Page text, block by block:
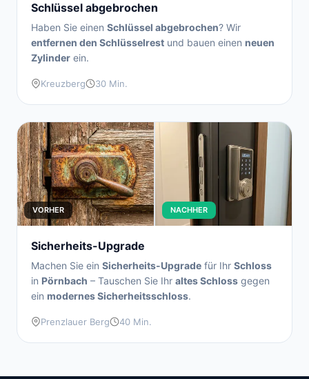
Schlüssel abgebrochen
Haben Sie einen Schlüssel abgebrochen? Wir
entfernen den Schlüsselrest und bauen einen neuen
Zylinder ein.
Kreuzberg 30 Min.
VORHER NACHHER
Sicherheits-Upgrade
Machen Sie ein Sicherheits-Upgrade für Ihr Schloss
in Pörnbach – Tauschen Sie Ihr altes Schloss gegen
ein modernes Sicherheitsschloss.
Prenzlauer Berg 40 Min.